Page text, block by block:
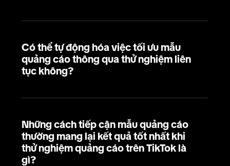
Có thể tự động hóa việc tối ưu mẫu
quảng cáo thông qua thử nghiệm liên
tục không?
Những cách tiếp cận mẫu quảng cáo
thường mang lại kết quả tốt nhất khi
thử nghiệm quảng cáo trên TikTok là
gì?